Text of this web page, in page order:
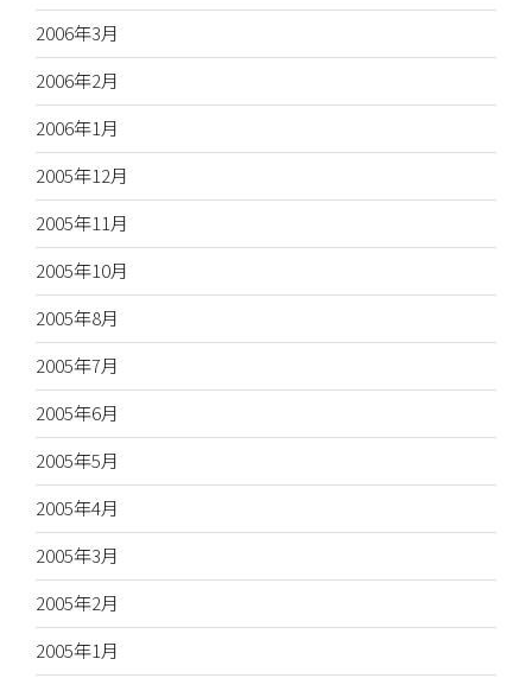
2006年3月
2006年2月
2006年1月
2005年12月
2005年11月
2005年10月
2005年8月
2005年7月
2005年6月
2005年5月
2005年4月
2005年3月
2005年2月
2005年1月